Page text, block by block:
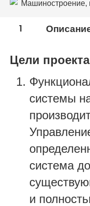
Машиностроение,
1
Цели проекта
системы
система
и